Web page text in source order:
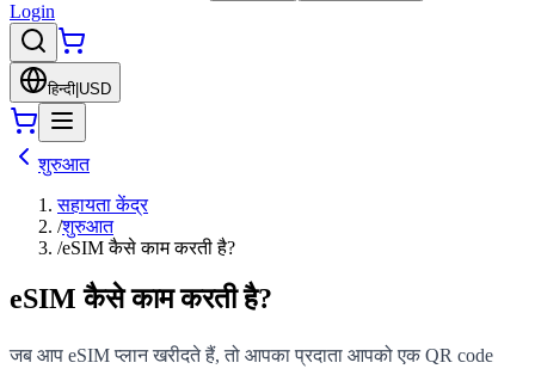
Login
हिन्दी USD
शुरुआत
सहायता केंद्र
/शुरुआत
/eSIM कैसे काम करती है?
eSIM कैसे काम करती है?
जब आप eSIM प्लान खरीदते हैं, तो आपका प्रदाता आपको एक QR code